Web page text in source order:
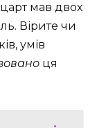
мав двох
Вірите чи
умів
ця